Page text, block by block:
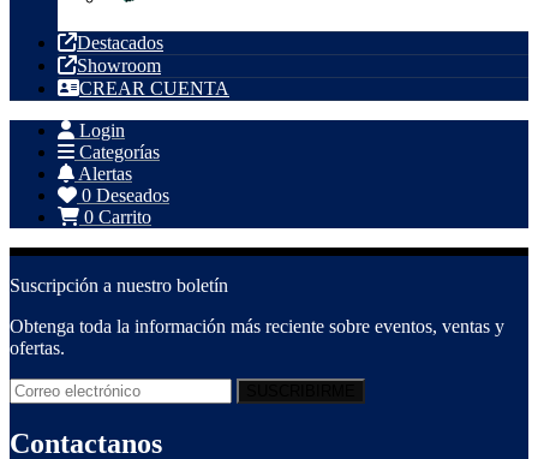
Destacados
Showroom
CREAR CUENTA
Login
Categorías
Alertas
0 Deseados
0 Carrito
Suscripción a nuestro boletín
Obtenga toda la información más reciente sobre eventos, ventas y
ofertas.
Contactanos